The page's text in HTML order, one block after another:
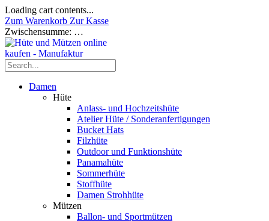
Loading cart contents...
Zum Warenkorb Zur Kasse
Zwischensumme: …
Damen
Hüte
Anlass- und Hochzeitshüte
Atelier Hüte / Sonderanfertigungen
Bucket Hats
Filzhüte
Outdoor und Funktionshüte
Panamahüte
Sommerhüte
Stoffhüte
Damen Strohhüte
Mützen
Ballon- und Sportmützen